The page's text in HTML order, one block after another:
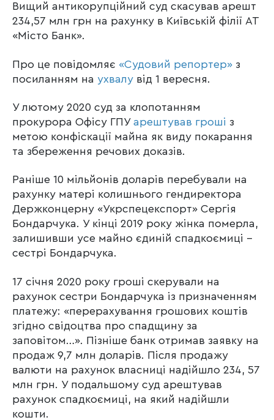
Вищий антикорупційний суд скасував арешт
234,57 млн грн на рахунку в Київській філії АТ
«Місто Банк».
Про це повідомляє «Судовий репортер» з
посиланням на ухвалу від 1 вересня.
У лютому 2020 суд за клопотанням
прокурора Офісу ГПУ арештував гроші з
метою конфіскації майна як виду покарання
та збереження речових доказів.
Раніше 10 мільйонів доларів перебували на
рахунку матері колишнього гендиректора
Держконцерну «Укрспецекспорт» Сергія
Бондарчука. У кінці 2019 року жінка померла,
залишивши усе майно єдиній спадкоємиці –
сестрі Бондарчука.
17 січня 2020 року гроші скерували на
рахунок сестри Бондарчука із призначенням
платежу: «перерахування грошових коштів
згідно свідоцтва про спадщину за
заповітом…». Пізніше банк отримав заявку на
продаж 9,7 млн доларів. Після продажу
валюти на рахунок власниці надійшло 234, 57
млн грн. У подальшому суд арештував
рахунок спадкоємиці, на який надійшли
кошти.